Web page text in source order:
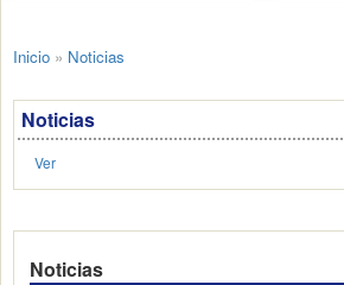
Inicio » Noticias
Noticias
Ver
Noticias